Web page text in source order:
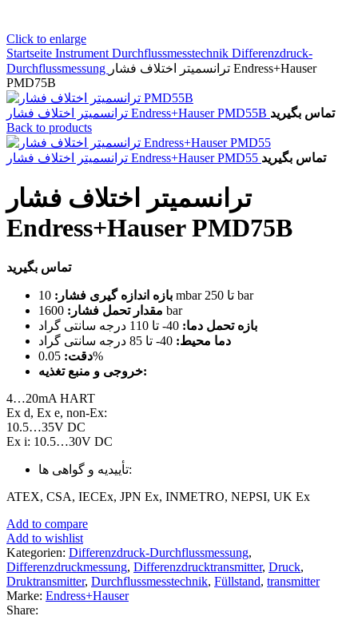
Click to enlarge
Startseite Instrument Durchflussmesstechnik Differenzdruck-
Durchflussmessung ترانسمیتر اختلاف فشار Endress+Hauser
PMD75B
ترانسمیتر اختلاف فشار Endress+Hauser PMD55B تماس بگیرید
Back to products
ترانسمیتر اختلاف فشار Endress+Hauser PMD55 تماس بگیرید
ترانسمیتر اختلاف فشار
Endress+Hauser PMD75B
تماس بگیرید
بازه اندازه گیری فشار:
10 mbar تا 250 bar
مقدار تحمل فشار: 1600 bar
بازه تحمل دما:
دما محیط: 40- تا 85 درجه سانتی گراد
دقت:0.05%
خروجی و منبع تغذیه:
4…20mA HART
Ex d, Ex e, non-Ex:
10.5…35V DC
Ex i: 10.5…30V DC
تأییدیه و گواهی ها:
ATEX, CSA, IECEx, JPN Ex, INMETRO, NEPSI, UK Ex
Add to compare
Add to wishlist
Kategorien: Differenzdruck-Durchflussmessung,
Differenzdruckmessung, Differenzdrucktransmitter, Druck,
Druktransmitter, Durchflussmesstechnik, Füllstand, transmitter
Marke: Endress+Hauser
Share: